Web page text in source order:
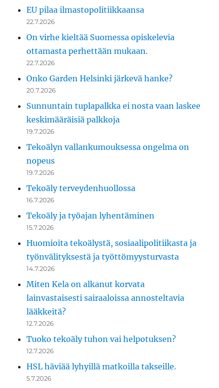
EU pilaa ilmastopolitiikkaansa
22.7.2026
On virhe kieltää Suomessa opiskelevia
ottamasta perhettään mukaan.
22.7.2026
Onko Garden Helsinki järkevä hanke?
20.7.2026
Sunnuntain tuplapalkka ei nosta vaan laskee
keskimääräisiä palkkoja
19.7.2026
Tekoälyn vallankumouksessa ongelma on
nopeus
19.7.2026
Tekoäly terveydenhuollossa
16.7.2026
Tekoäly ja työajan lyhentäminen
15.7.2026
Huomioita tekoälystä, sosiaalipolitiikasta ja
työnvälityksestä ja työttömyysturvasta
14.7.2026
Miten Kela on alkanut korvata
lainvastaisesti sairaaloissa annosteltavia
lääkkeitä?
12.7.2026
Tuoko tekoäly tuhon vai helpotuksen?
12.7.2026
HSL häviää lyhyillä matkoilla takseille.
5.7.2026